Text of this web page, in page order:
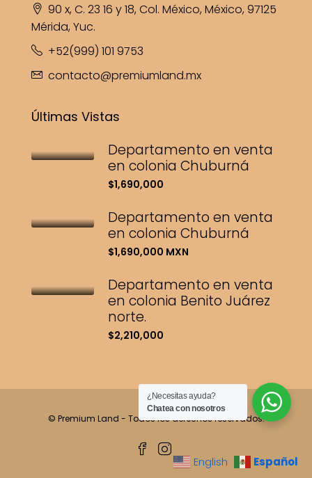
90 x, C. 23 16 y 18, Col. México, México, 97125
Mérida, Yuc.
+52(999) 101 9753
contacto@premiumland.mx
Últimas Vistas
Departamento en venta
en colonia Chuburná
$1,690,000
Departamento en venta
en colonia Chuburná
$1,690,000 MXN
Departamento en venta
en colonia Benito Juárez
norte.
$2,210,000
© Premium Land - Todos los derechos reservados.
English Español
¿Necesitas ayuda?
Chatea con nosotros